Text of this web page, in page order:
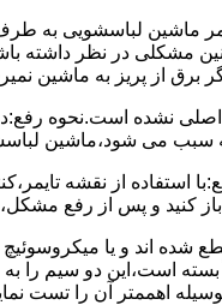
ﺗﺎﯾﻤﺮ ماشین لباسشویی
ﺑﺮق از ﭘﺮﯾﺰ ﺑﻪ ﻣﺎﺷﯿﻦ
اﺻﻠﯽ ﻧﺸﺪه است.نحوه
سبب می شود،ﻣﺎﺷﯿﻦ
اﺳﺘﻔﺎده از ﻧﻘﺸﻪ
کنید و ﭘﺲ از رﻓﻊ
ﻗﻄﻊ شده اند و ﯾﺎ
ﺑﺴﺘﻪ اﺳﺖ،اﯾﻦ دو ﺳﯿﻢ
اهممتر آن را ﺗﺴﺖ